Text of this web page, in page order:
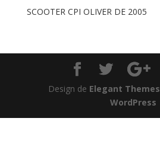
SCOOTER CPI OLIVER DE 2005
Design de Elegant Themes
WordPress